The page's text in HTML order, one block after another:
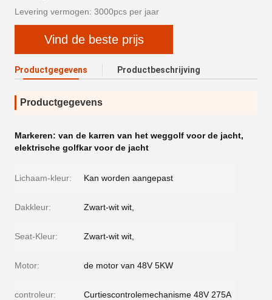
Levering vermogen: 3000pcs per jaar
Vind de beste prijs
Productgegevens Productbeschrijving
Productgegevens
Markeren: van de karren van het weggolf voor de jacht,
elektrische golfkar voor de jacht
Lichaam-kleur: Kan worden aangepast
Dakkleur: Zwart-wit wit,
Seat-Kleur: Zwart-wit wit,
Motor: de motor van 48V 5KW
controleur: Curtiescontrolemechanisme 48V 275A